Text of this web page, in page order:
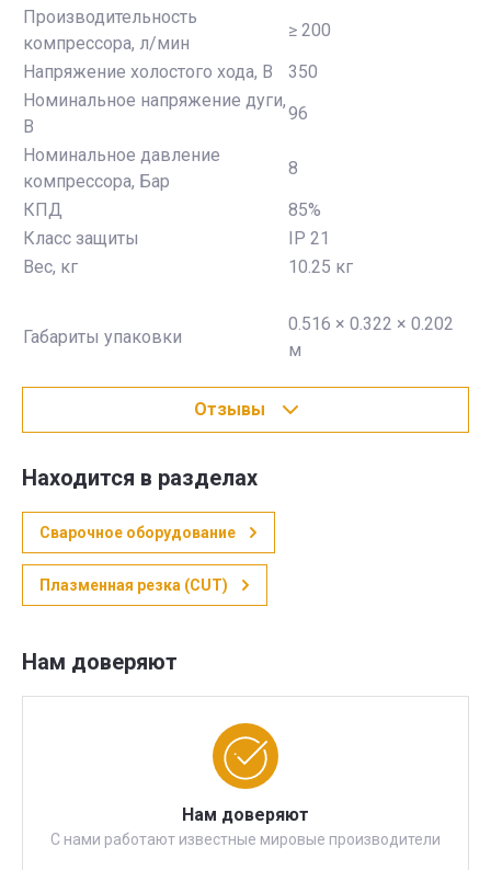
Производительность
компрессора, л/мин
≥ 200
Напряжение холостого хода, В
350
Номинальное напряжение дуги,
В
96
Номинальное давление
компрессора, Бар
8
КПД
85%
Класс защиты
IP 21
Вес, кг
10.25 кг
Габариты упаковки
0.516 × 0.322 × 0.202
м
Отзывы
Находится в разделах
Сварочное оборудование
Плазменная резка (CUT)
Нам доверяют
Нам доверяют
С нами работают известные мировые производители